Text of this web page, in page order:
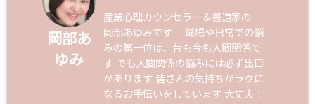
岡部あ
ゆみ
産業心理カウンセラー＆書道家の
岡部あゆみです 職場や日常での悩
みの第一位は、昔も今も人間関係で
す でも人間関係の悩みには必ず出口
があります 皆さんの気持ちがラクに
なるお手伝いをしています 大丈夫！